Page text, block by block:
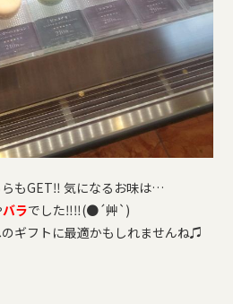
もGET‼ 気になるお味は…
バラでした‼‼(●´艸`)
ギフトに最適かもしれませんね♫